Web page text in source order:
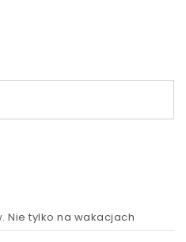
Nie tylko na wakacjach